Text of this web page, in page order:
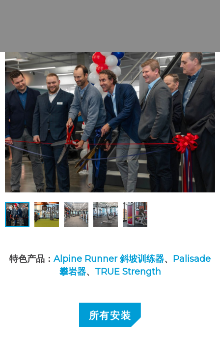
特色产品： Alpine Runner 斜坡训练器、 Palisade
攀岩器、 TRUE Strength
所有安装